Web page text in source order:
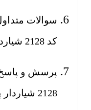
سوالات
کد 2128 شیاردار پرمیوم لاین
پرسش و پاسخ
2128 شیاردار پرمیوم لاین